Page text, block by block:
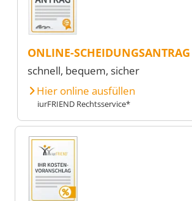
ONLINE-SCHEIDUNGSANTRAG
schnell, bequem, sicher
Hier online ausfüllen
iurFRIEND Rechtsservice*